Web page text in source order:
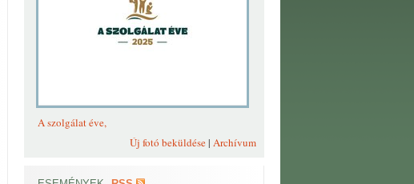
A szolgálat éve,
Új fotó beküldése| Archívum